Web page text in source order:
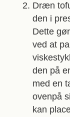
Dræn
den i
Dette
ved at
den på
med en
ovenpå
kan